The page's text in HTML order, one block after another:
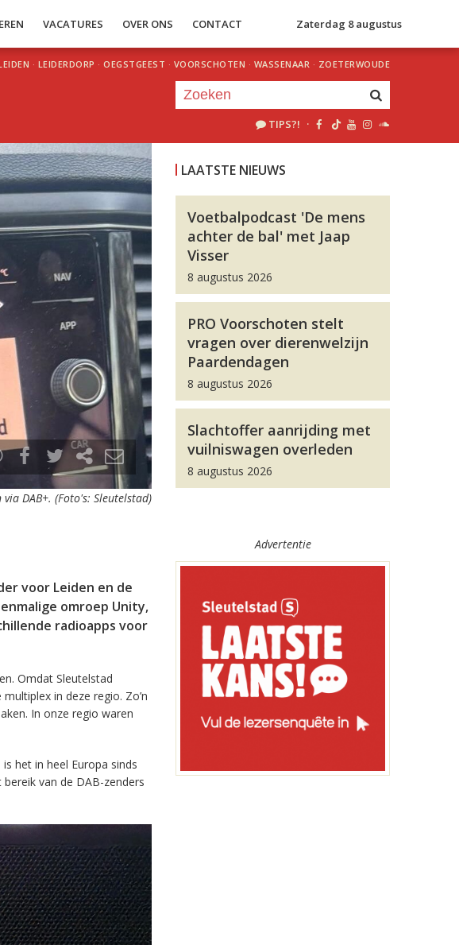
VACATURES OVER ONS CONTACT Zaterdag 8 augustus
· LEIDERDORP · OEGSTGEEST · VOORSCHOTEN · WASSENAAR · ZOETERWOUDE
TIPS?! ·
DAB+. (Foto's: Sleutelstad)
voor Leiden en de
omroep Unity,
radioapps voor
Omdat Sleutelstad
in deze regio. Zo’n
In onze regio waren
het in heel Europa sinds
van de DAB-zenders
LAATSTE NIEUWS
Voetbalpodcast 'De mens
achter de bal' met Jaap
Visser
8 augustus 2026
PRO Voorschoten stelt
vragen over dierenwelzijn
Paardendagen
8 augustus 2026
Slachtoffer aanrijding met
vuilniswagen overleden
8 augustus 2026
Advertentie